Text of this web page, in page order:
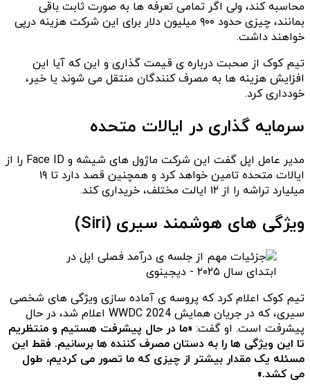
محاسبه کند، ولی اگر تمامی تعرفه ها به صورت ثابت باقی
بمانند، چیزی حدود ۹۰۰ میلیون دلار برای این شرکت هزینه درپی
خواهند داشت.
تیم کوک از صحبت درباره ی قیمت گذاری و این که آیا این
افزایش هزینه ها به مصرف کنندگان منتقل می شوند یا خیر،
خودداری کرد.
سرمایه گذاری در ایالات متحده
مدیر عامل اپل گفت این شرکت ماژول های شیشه و Face ID را از
ایالات متحده تامین خواهد کرد و همچنین قصد دارد تا ۱۹
میلیارد تراشه را از ۱۲ ایالت مختلف، خریداری کند.
ویژگی های هوشمند سیری (Siri)
تیم کوک اعلام کرد که پروسه ی آماده سازی ویژگی های شخصی
سیری، که در جریان همایش WWDC 2024 اعلام شد، در حال
پیشرفت است. او گفت: «ما در حال پیشرفت هستیم و منتظریم
تا این ویژگی ها را به دستان مصرف کننده ها برسانیم. فقط این
مسئله یک مقدار بیشتر از چیزی که ما تصور می کردیم، طول
می کشد.»